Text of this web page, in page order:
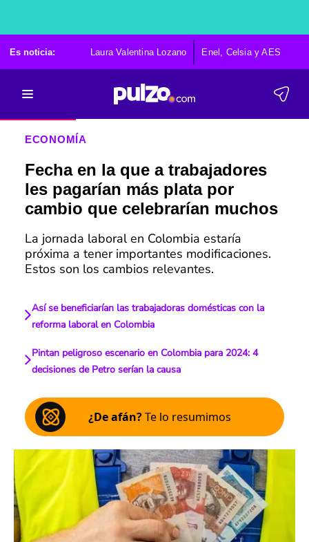
Es noticia: Laura Valentina Lozano Enel, Celsia y AES
ECONOMÍA
Fecha en la que a trabajadores
les pagarían más plata por
cambio que celebrarían muchos
La jornada laboral en Colombia estaría
próxima a tener importantes modificaciones.
Estos son los cambios relevantes.
Así se beneficiarían las trabajadoras domésticas con la
reforma laboral en Colombia
Pintan peligroso escenario en Colombia para 2024: 4
decisiones de Petro serían la causa
¿De afán?Te lo resumimos